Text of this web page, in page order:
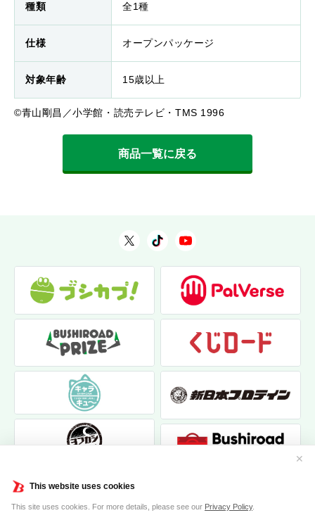
This website uses cookies
This site uses cookies. For more details, please see our Privacy Policy.
✕
種類 全1種
仕様 オープンパッケージ
対象年齢 15歳以上
©青山剛昌／小学館・読売テレビ・TMS 1996
商品一覧に戻る